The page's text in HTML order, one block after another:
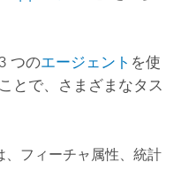
つのエージェント を使
とで、さまざまなタス
、フィーチャ属性、統計